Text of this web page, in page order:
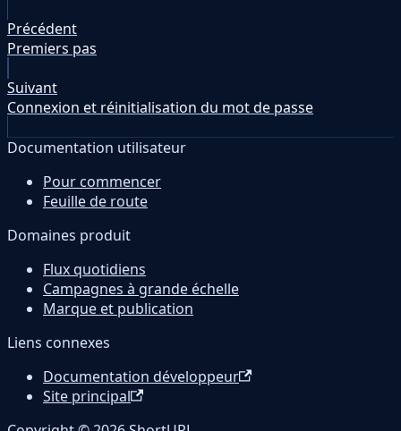
Précédent
Premiers pas
Suivant
Connexion et réinitialisation du mot de passe
Documentation utilisateur
Pour commencer
Feuille de route
Domaines produit
Flux quotidiens
Campagnes à grande échelle
Marque et publication
Liens connexes
Documentation développeur
Site principal